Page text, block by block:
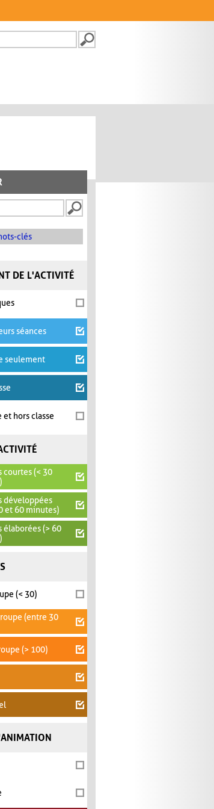
DE
clés
DE L'ACTIVITÉ
séances
seulement
et hors classe
courtes (< 30
développées
et 60 minutes)
élaborées (> 60
(< 30)
(entre 30
(> 100)